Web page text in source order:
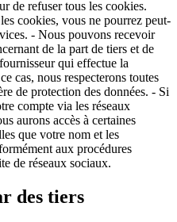
de refuser tous les cookies.
cookies, vous ne pourrez peut-
- Nous pouvons recevoir
de la part de tiers et de
qui effectue la
cas, nous respecterons toutes
de protection des données. - Si
compte via les réseaux
aurons accès à certaines
que votre nom et les
aux procédures
de réseaux sociaux.
des tiers